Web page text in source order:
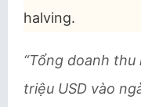
halving.
“Tổng doanh
triệu USD vào